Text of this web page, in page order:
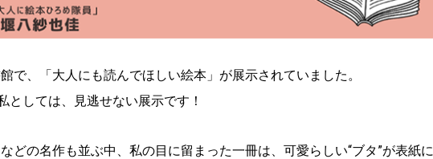
で、「大人にも読んでほしい絵本」が展示されていました。
としては、見逃せない展示です！
どの名作も並ぶ中、私の目に留まった一冊は、可愛らしい“ブタ”が表紙に